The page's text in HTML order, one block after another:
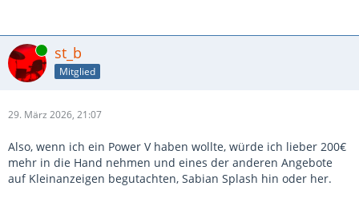
Online st_b
Mitglied
29. März 2026, 21:07
Also, wenn ich ein Power V haben wollte, würde ich lieber 200€
mehr in die Hand nehmen und eines der anderen Angebote
auf Kleinanzeigen begutachten, Sabian Splash hin oder her.